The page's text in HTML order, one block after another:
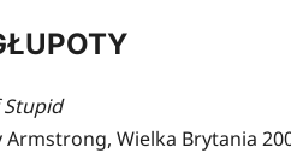
Stupid
Armstrong, Wielka Brytania